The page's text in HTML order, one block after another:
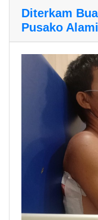
Diterkam
Pusako